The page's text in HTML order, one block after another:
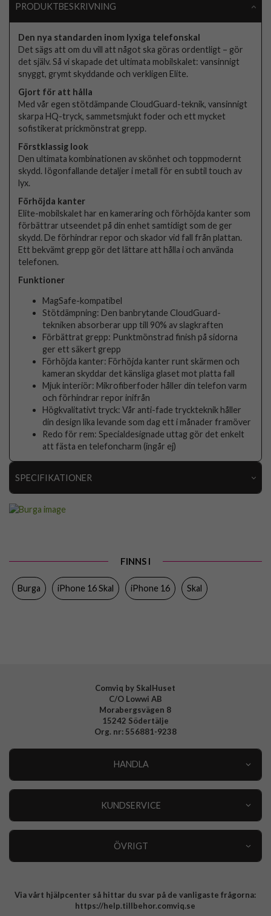
PRODUKTBESKRIVNING
Den nya standarden inom lyxiga telefonskal
Det sägs att om du vill att något ska göras ordentligt – gör
det själv. Så vi skapade det ultimata mobilskalet: vansinnigt
snyggt, grymt skyddande och verkligen Elite.
Gjort för att hålla
Med vår egen stötdämpande CloudGuard-teknik, vansinnigt
skarpa HQ-tryck, sammetsmjukt foder och ett mycket
sofistikerat prickmönstrat grepp.
Förstklassig look
Den ultimata kombinationen av skönhet och toppmodernt
skydd. Iögonfallande detaljer i metall för en subtil touch av
lyx.
Förhöjda kanter
Elite-mobilskalet har en kameraring och förhöjda kanter som
förbättrar utseendet på din enhet samtidigt som de ger
skydd. De förhindrar repor och skador vid fall från plattan.
Ett bekvämt grepp gör det lättare att hålla i och använda
telefonen.
Funktioner
MagSafe-kompatibel
Stötdämpning: Den banbrytande CloudGuard-
tekniken absorberar upp till 90% av slagkraften
Förbättrat grepp: Punktmönstrad finish på sidorna
ger ett säkert grepp
Förhöjda kanter: Förhöjda kanter runt skärmen och
kameran skyddar det känsliga glaset mot platta fall
Mjuk interiör: Mikrofiberfoder håller din telefon varm
och förhindrar repor inifrån
Högkvalitativt tryck: Vår anti-fade tryckteknik håller
din design lika levande som dag ett i månader framöver
Redo för rem: Specialdesignade uttag gör det enkelt
att fästa en telefoncharm (ingår ej)
SPECIFIKATIONER
Färg
FINNS I
Burga iPhone 16 Skal iPhone 16 Skal
Comviq by SkalHuset
C/O Lowwi AB
Morabergsvägen 8
15242 Södertälje
Org. nr: 556881-9238
HANDLA
KUNDSERVICE
ÖVRIGT
Integritetspolicy
Via vårt hjälpcenter så hittar du svar på de vanligaste frågorna:
https://help.tillbehor.comviq.se